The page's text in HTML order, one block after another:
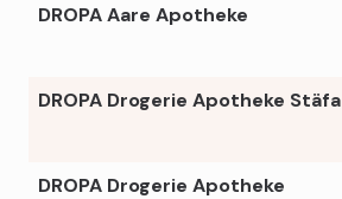
DROPA Aare Apotheke
DROPA Drogerie Apotheke Stäfa
DROPA Drogerie Apotheke